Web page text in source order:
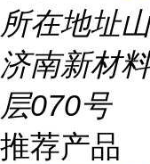
所在地址
济南新材
层070号
推荐产品